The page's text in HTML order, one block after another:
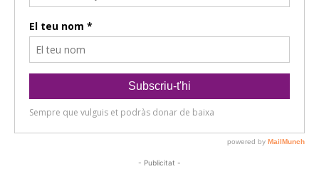
- Publicitat -